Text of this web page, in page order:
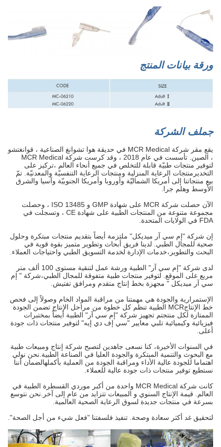
ورقة بيانات المنتج
جملف الشركة
يقع مقر شركة MCR Medical في حديقة هوا تشوانغ الصناعية ، قوانغتشو
، الصين. تأسست في عام 2018 ، وقد كرست شركة MCR Medical
لتوفير منتجات طبيّة قابلة للتخلص في جميع أنحاء العالم ،تركيز على
التخديرمنتجات الرعاية المنزلية ومنتجات الرعاية التنفسيّة والمعدنيّة. تمّ
بيع منتجاتنا إلى أمريكا الشماليّة وأوروبا وأمريكا الجنوبيّة وآسيا والشرق
الأوسط وهلم جرا.
الآن حصلت شركة MCR على شهادة GMP و ISO 13485 ، وحصلت
مجموعة متنوعة من المنتجات الطبية على شهادة CE ، وتسجلت في
FDA في الولايات المتحدة.
إن شركة "إم سي آر ميديكل" ملتزمة أيضاً بتقديم منتجات مبتكرة وحلول
صحية للمجال الطبي. لدينا فريق أبحاث وتطوير متميز بقوة قوية في
البحث والتطوير،خدمات الإدارة لخدمة التسويق الطبي واحتياجات العملاء.
لدى شركة "إم سي آر" الطبية ورشة عمل لتنقية مستوى 100 ألف متر
مربع على الموقع. لتوفير منتجات طبية متفوقة للمجال الطبي،شركة " إم
سي آر ميديكل " مجهزة بخط إنتاج متقدم ومرافق تفتيش.
الإستمرارية والجودة هي مهمتنا من مراقبة المواد الخام وصولاً إلى فحص
خط الإنتاجMCR الطبية تنظم كل خطوة من مراحل الإنتاج تضمن الجودة
الممتازة لكل منتجتم تجهيز شركة "إم سي آر" الطبية أيضاً بمختبرات
فيزيائية وكيميائية تلبي معايير "سي إف دي إيه" لتوفير منتجات ذات جودة
أعلى.
في السنوات الأخيرة، كنا نسعى جاهدين لتصبح شركة إنتاج ومبيعات طبية
مع البحوث والتنمية المبتكرة والجودة العليا في الصناعة الطبية.نحن نولي
اهتماما للجودة عالية الأداء ومراقبة الجودة من العملية بأكملهالضمان أننا
نستطيع توفير منتجات ذات جودة عالية للعملاء.
كانت شركة MCR Medical واحدة من أكبر موردي القسطرة الطبية في
العالم. قيمة الإنتاج السنوي و المبيعات تتزايد من عام إلى آخر.نحن نتوسع
بسرعة في منتجات جديدة لسوق الرعاية الصحية العالمية.
لتحقيق غد أكثر سعادة وصحة. تنفيذ فلسفتنا "فعل شيء من أجل الصحة".